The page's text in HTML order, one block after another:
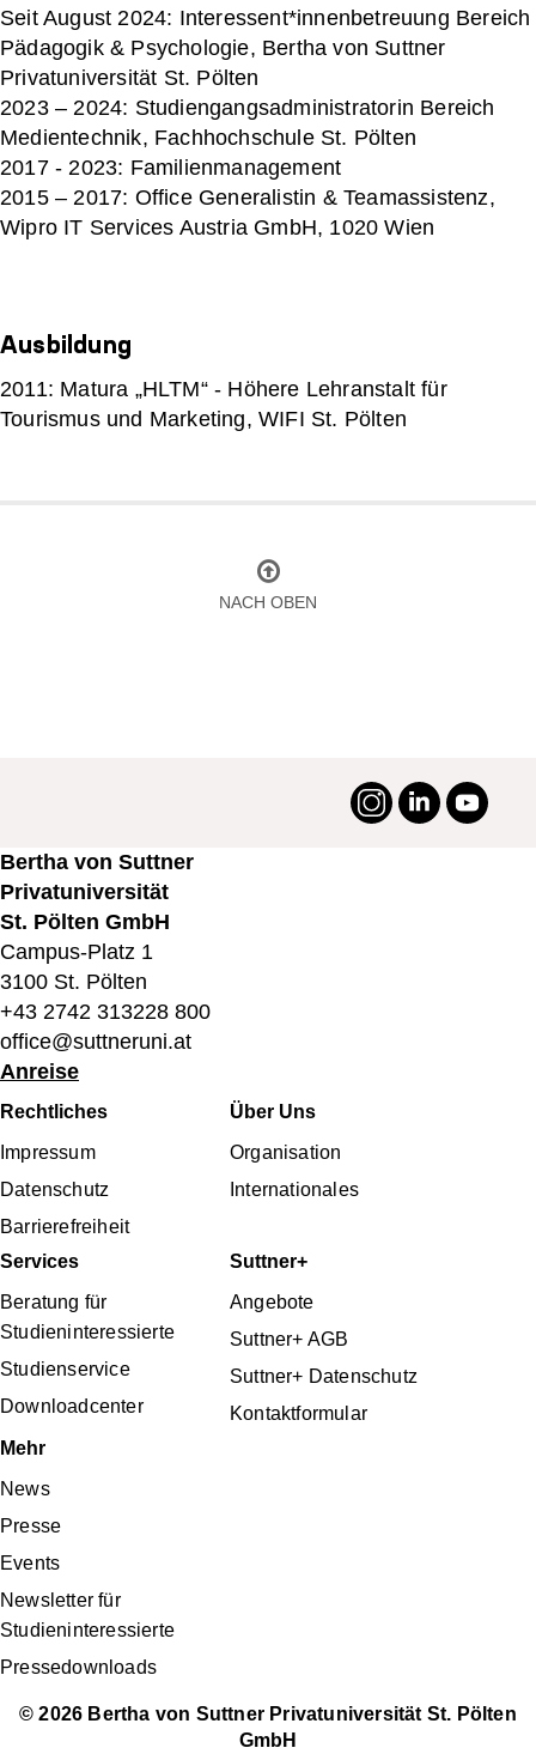
Seit August 2024: Interessent*innenbetreuung Bereich
Pädagogik & Psychologie, Bertha von Suttner
Privatuniversität St. Pölten
2023 – 2024: Studiengangsadministratorin Bereich
Medientechnik, Fachhochschule St. Pölten
2017 - 2023: Familienmanagement
2015 – 2017: Office Generalistin & Teamassistenz,
Wipro IT Services Austria GmbH, 1020 Wien
Ausbildung
2011: Matura „HLTM“ - Höhere Lehranstalt für
Tourismus und Marketing, WIFI St. Pölten
NACH OBEN
#suttneruni
Instagram
LinkedIn
Bertha von Suttner
Privatuniversität
St. Pölten GmbH
Campus-Platz 1
3100 St. Pölten
+43 2742 313228 800
office@suttneruni.at
Anreise
Fußbereichsmenü
Rechtliches
Impressum
Datenschutz
Barrierefreiheit
Über Uns
Organisation
Internationales
Services
Beratung für
Studieninteressierte
Studienservice
Downloadcenter
Suttner+
Angebote
Suttner+ AGB
Suttner+ Datenschutz
Kontaktformular
Mehr
News
Presse
Events
Newsletter für
Studieninteressierte
Pressedownloads
© 2026 Bertha von Suttner Privatuniversität St. Pölten
GmbH